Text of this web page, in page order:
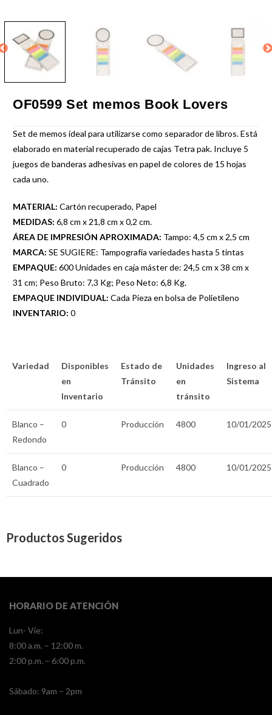
OF0599 Set memos Book Lovers
Set de memos ideal para utilizarse como separador de libros. Está
elaborado en material recuperado de cajas Tetra pak. Incluye 5
juegos de banderas adhesivas en papel de colores de 15 hojas
cada uno.
MATERIAL: Cartón recuperado, Papel
MEDIDAS: 6,8 cm x 21,8 cm x 0,2 cm.
ÁREA DE IMPRESIÓN APROXIMADA: Tampo: 4,5 cm x 2,5 cm
MARCA: SE SUGIERE: Tampografía variedades hasta 5 tintas
EMPAQUE: 600 Unidades en caja máster de: 24,5 cm x 38 cm x
31 cm; Peso Bruto: 7,3 Kg; Peso Neto: 6,8 Kg.
EMPAQUE INDIVIDUAL: Cada Pieza en bolsa de Polietileno
INVENTARIO: 0
Variedad
Disponibles
en
Inventario
Estado de
Tránsito
Unidades
en
tránsito
Ingreso al
Sistema
Blanco –
Redondo
0 Producción 4800 10/01/2025
Blanco –
Cuadrado
0 Producción 4800 10/01/2025
Productos Sugeridos
HORARIO DE ATENCIÓN
Lun- Vie:
8:00 a.m. – 12:00 m.
2:00 p.m. – 6:00 p.m.
​​Sábado: 9am – 2pm